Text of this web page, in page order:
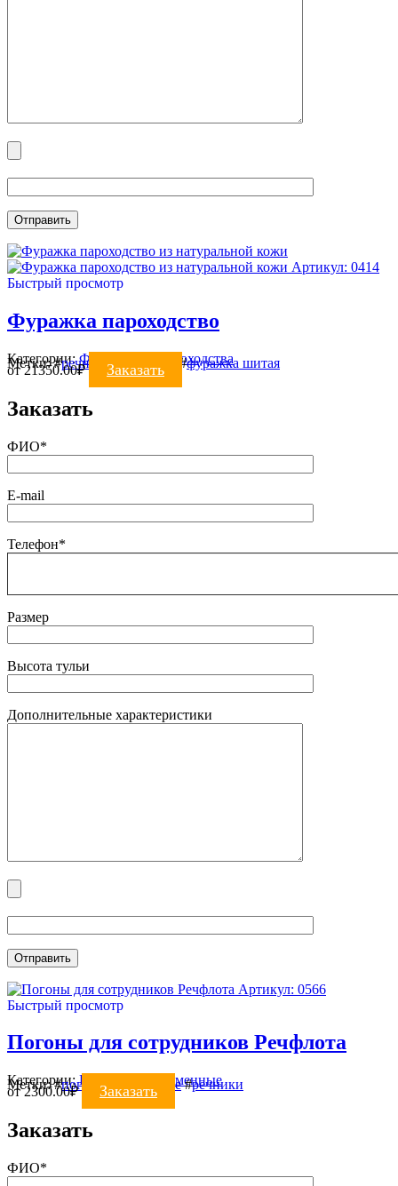
Артикул: 0414
Быстрый просмотр
Фуражка пароходство
Категории: ФУРАЖКИ Пароходства
Метки:#речники# #фуражка шитая
от21350.00₽ Заказать
Заказать
ФИО*
E-mail
Телефон*
Размер
Высота тульи
Дополнительные характеристики
Артикул: 0566
Быстрый просмотр
Погоны для сотрудников Речфлота
Категории: ПОГОНЫ Форменные
Метки:#погоны форменные#речники
от2300.00₽ Заказать
Заказать
ФИО*